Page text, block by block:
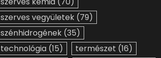
szerves vegyületek (79)
szénhidrogének (35)
technológia (15) természet (16)